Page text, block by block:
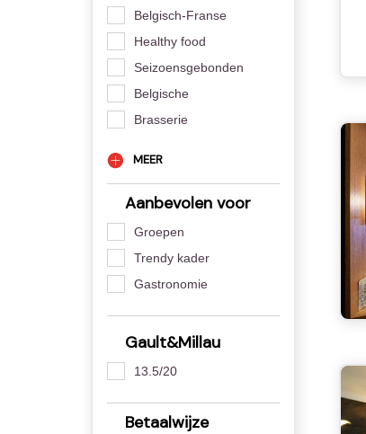
Belgisch-Franse
Healthy food
Seizoensgebonden
Belgische
Brasserie
MEER
Aanbevolen voor
Groepen
Trendy kader
Gastronomie
Gault&Millau
13.5/20
Betaalwijze